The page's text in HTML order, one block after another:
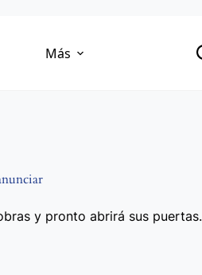
Más
y pronto abrirá sus puertas.